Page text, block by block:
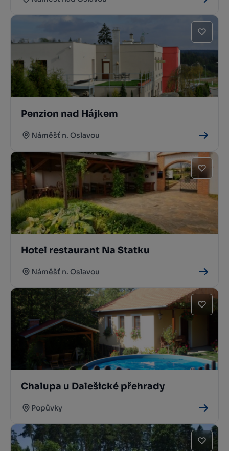
Penzion nad Hájkem
Náměšť n. Oslavou
Hotel restaurant Na Statku
Náměšť n. Oslavou
Chalupa u Dalešické přehrady
Popůvky